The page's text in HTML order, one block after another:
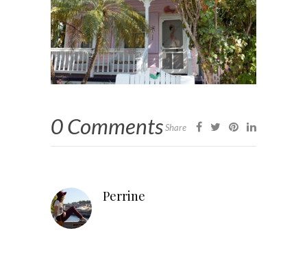
0 CommentsShare
Perrine